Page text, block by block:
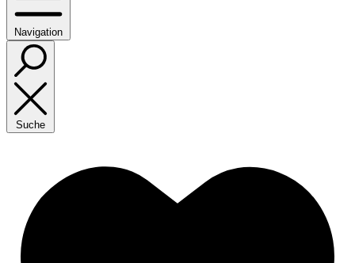
Navigation
Suche